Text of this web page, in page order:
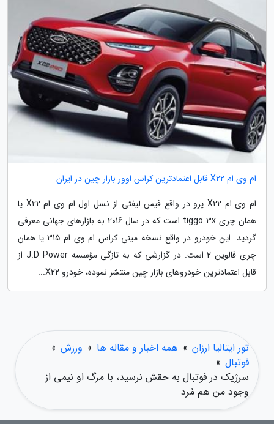
ام وی ام X22 قابل اعتمادترین کراس اوور بازار چین در ایران
ام وی ام X22 پرو در واقع فیس لیفتی از نسل اول ام وی ام X22 یا
همان چری tiggo 3x است که در سال 2016 به بازارهای جهانی معرفی
گردید. این خودرو در واقع نسخه مینی کراس ام وی ام 315 یا همان
چری فالوین 2 است. در گزارشی که به تازگی مؤسسه J.D Power از
قابل اعتمادترین خودروهای بازار چین منتشر نموده، خودرو X22...
تور ایتالیا ارزان » همه اخبار و مقاله ها » ورزش »
فوتبال »
سرژیک در فوتبال به حقش نرسید، با مرگ او نیمی از
وجود من هم مُرد